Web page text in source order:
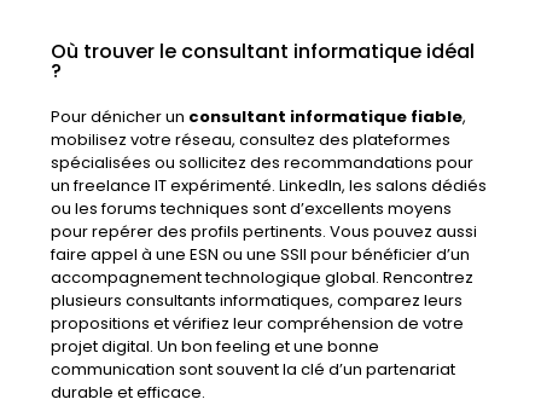
Où trouver le consultant informatique idéal
?
Pour dénicher un consultant informatique fiable,
mobilisez votre réseau, consultez des plateformes
spécialisées ou sollicitez des recommandations pour
un freelance IT expérimenté. LinkedIn, les salons dédiés
ou les forums techniques sont d’excellents moyens
pour repérer des profils pertinents. Vous pouvez aussi
faire appel à une ESN ou une SSII pour bénéficier d’un
accompagnement technologique global. Rencontrez
plusieurs consultants informatiques, comparez leurs
propositions et vérifiez leur compréhension de votre
projet digital. Un bon feeling et une bonne
communication sont souvent la clé d’un partenariat
durable et efficace.